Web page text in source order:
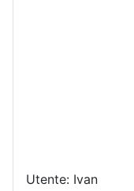
Utente: Ivan